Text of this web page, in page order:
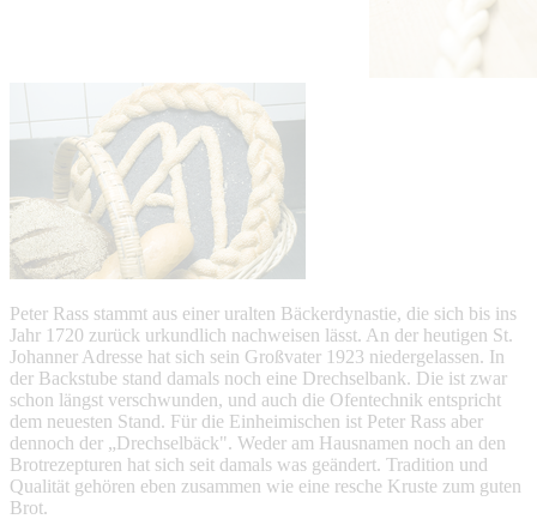
Peter Rass stammt aus einer uralten Bäckerdynastie, die sich bis ins
Jahr 1720 zurück urkundlich nachweisen lässt. An der heutigen St.
Johanner Adresse hat sich sein Großvater 1923 niedergelassen. In
der Backstube stand damals noch eine Drechselbank. Die ist zwar
schon längst verschwunden, und auch die Ofentechnik entspricht
dem neuesten Stand. Für die Einheimischen ist Peter Rass aber
dennoch der „Drechselbäck". Weder am Hausnamen noch an den
Brotrezepturen hat sich seit damals was geändert. Tradition und
Qualität gehören eben zusammen wie eine resche Kruste zum guten
Brot.